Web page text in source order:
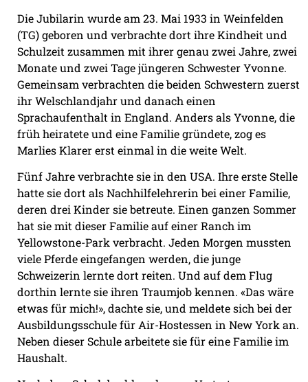
Die Jubilarin wurde am 23. Mai 1933 in Weinfelden
(TG) geboren und verbrachte dort ihre Kindheit und
Schulzeit zusammen mit ihrer genau zwei Jahre, zwei
Monate und zwei Tage jüngeren Schwester Yvonne.
Gemeinsam verbrachten die beiden Schwestern zuerst
ihr Welschlandjahr und danach einen
Sprachaufenthalt in England. Anders als Yvonne, die
früh heiratete und eine Familie gründete, zog es
Marlies Klarer erst einmal in die weite Welt.
Fünf Jahre verbrachte sie in den USA. Ihre erste Stelle
hatte sie dort als Nachhilfelehrerin bei einer Familie,
deren drei Kinder sie betreute. Einen ganzen Sommer
hat sie mit dieser Familie auf einer Ranch im
Yellowstone-Park verbracht. Jeden Morgen mussten
viele Pferde eingefangen werden, die junge
Schweizerin lernte dort reiten. Und auf dem Flug
dorthin lernte sie ihren Traumjob kennen. «Das wäre
etwas für mich!», dachte sie, und meldete sich bei der
Ausbildungsschule für Air-Hostessen in New York an.
Neben dieser Schule arbeitete sie für eine Familie im
Haushalt.